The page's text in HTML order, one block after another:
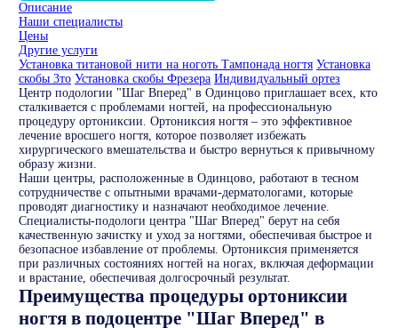
Описание
Наши специалисты
Цены
Другие услуги
Установка титановой нити на ноготь Тампонада ногтя Установка
скобы 3то Установка скобы Фрезера Индивидуальный ортез
Центр подологии "Шаг Вперед" в Одинцово приглашает всех, кто
сталкивается с проблемами ногтей, на профессиональную
процедуру ортониксии. Ортониксия ногтя – это эффективное
лечение вросшего ногтя, которое позволяет избежать
хирургического вмешательства и быстро вернуться к привычному
образу жизни.
Наши центры, расположенные в Одинцово, работают в тесном
сотрудничестве с опытными врачами-дерматологами, которые
проводят диагностику и назначают необходимое лечение.
Специалисты-подологи центра "Шаг Вперед" берут на себя
качественную зачистку и уход за ногтями, обеспечивая быстрое и
безопасное избавление от проблемы. Ортониксия применяется
при различных состояниях ногтей на ногах, включая деформации
и врастание, обеспечивая долгосрочный результат.
Преимущества процедуры ортониксии
ногтя в подоцентре "Шаг Вперед" в